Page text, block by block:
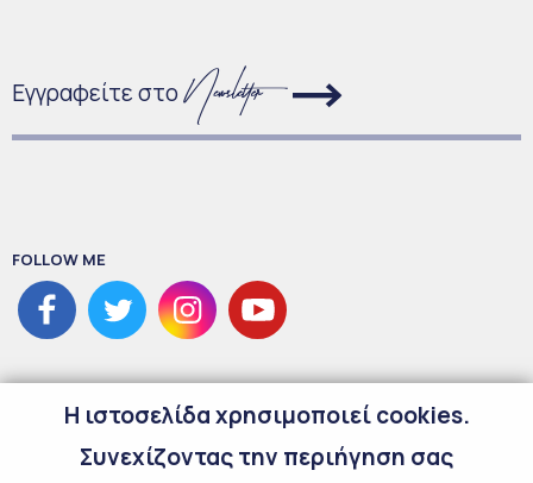
Εγγραφείτε στο
FOLLOW ME
H ιστοσελίδα χρησιμοποιεί cookies.
Συνεχίζοντας την περιήγηση σας